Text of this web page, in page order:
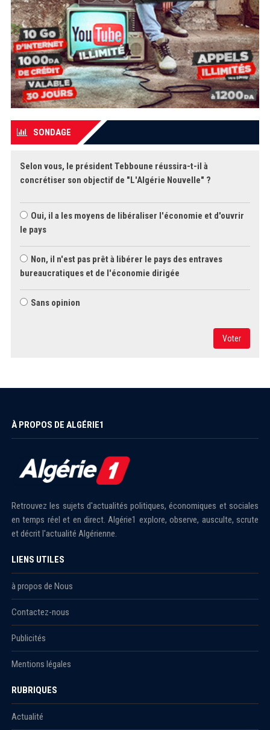
SONDAGE
Selon vous, le président Tebboune réussira-t-il à
concrétiser son objectif de "L'Algérie Nouvelle" ?
Oui, il a les moyens de libéraliser l'économie et d'ouvrir
le pays
Non, il n'est pas prêt à libérer le pays des entraves
bureaucratiques et de l'économie dirigée
Sans opinion
Voter
À PROPOS DE ALGÉRIE1
Retrouvez les sujets d'actualités politiques, économiques et sociales
en temps réel et en direct. Algérie1 explore, observe, ausculte, scrute
et décrit l'actualité Algérienne.
LIENS UTILES
à propos de Nous
Contactez-nous
Publicités
Mentions légales
RUBRIQUES
Actualité